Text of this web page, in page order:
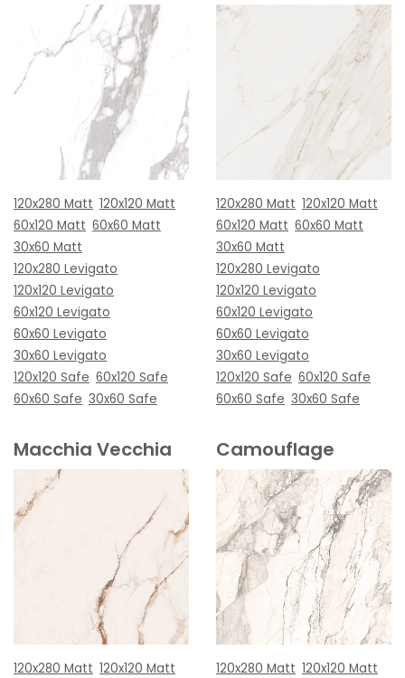
120x280 Matt 120x120 Matt
60x120 Matt 60x60 Matt
30x60 Matt
120x280 Levigato
120x120 Levigato
60x120 Levigato
60x60 Levigato
30x60 Levigato
120x120 Safe 60x120 Safe
60x60 Safe 30x60 Safe
120x280 Matt 120x120 Matt
60x120 Matt 60x60 Matt
30x60 Matt
120x280 Levigato
120x120 Levigato
60x120 Levigato
60x60 Levigato
30x60 Levigato
120x120 Safe 60x120 Safe
60x60 Safe 30x60 Safe
Macchia Vecchia
120x280 Matt 120x120 Matt
Camouflage
120x280 Matt 120x120 Matt